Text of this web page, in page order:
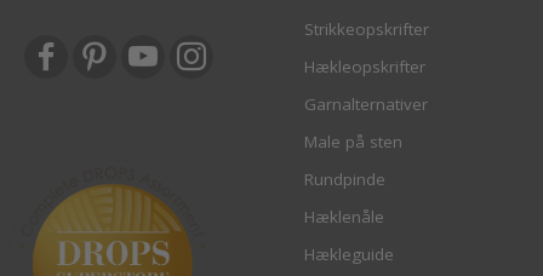
Strikkeopskrifter
Hækleopskrifter
Garnalternativer
Male på sten
Rundpinde
Hæklenåle
Hækleguide